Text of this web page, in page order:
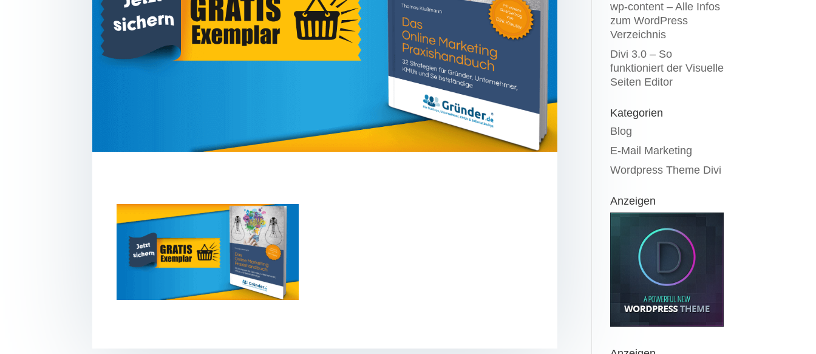
wp-content – Alle Infos
zum WordPress
Verzeichnis
Divi 3.0 – So
funktioniert der Visuelle
Seiten Editor
Kategorien
Blog
E-Mail Marketing
Wordpress Theme Divi
Anzeigen